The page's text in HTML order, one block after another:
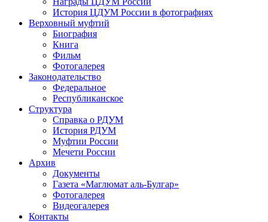
История ЦДУМ России в фотографиях
Верховный муфтий
Биография
Книга
Фильм
Фотогалерея
Законодательство
Федеральное
Республиканское
Структура
Справка о РДУМ
История РДУМ
Муфтии России
Мечети России
Архив
Документы
Газета «Маглюмат аль-Булгар»
Фотогалерея
Видеогалерея
Контакты